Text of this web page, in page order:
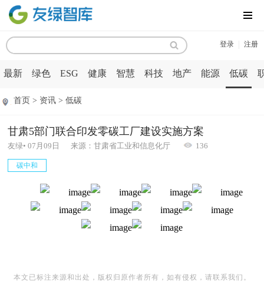
MENU
登录 注册
最新 绿色 ESG 健康 智慧 科技 地产 能源 低碳
首页 > 资讯 > 低碳
甘肃5部门联合印发零碳工厂建设实施方案
友绿• 07月09日 来源：甘肃省工业和信息化厅 136
碳中和
本文已标注来源和出处，版权归原作者所有，如有侵权，请联系我们。